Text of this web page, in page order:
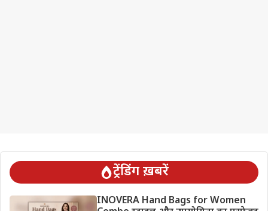
ट्रेंडिंग ख़बरें
INOVERA Hand Bags for Women